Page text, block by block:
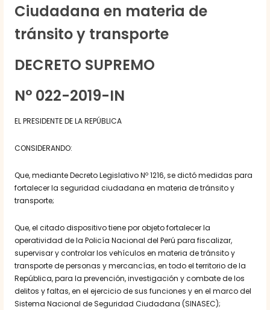
Ciudadana en materia de
tránsito y transporte
DECRETO SUPREMO
N° 022-2019-IN
EL PRESIDENTE DE LA REPÚBLICA
CONSIDERANDO:
Que, mediante Decreto Legislativo Nº 1216, se dictó medidas para
fortalecer la seguridad ciudadana en materia de tránsito y
transporte;
Que, el citado dispositivo tiene por objeto fortalecer la
operatividad de la Policía Nacional del Perú para fiscalizar,
supervisar y controlar los vehículos en materia de tránsito y
transporte de personas y mercancías, en todo el territorio de la
República, para la prevención, investigación y combate de los
delitos y faltas, en el ejercicio de sus funciones y en el marco del
Sistema Nacional de Seguridad Ciudadana (SINASEC);